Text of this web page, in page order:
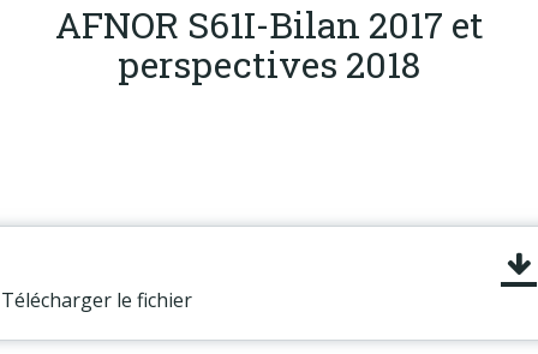
Publications
Actualités
AFNOR S61I-Bilan 2017 et
perspectives 2018
Télécharger le fichier